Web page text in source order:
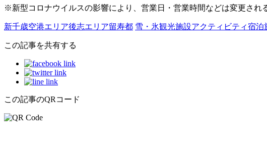
※新型コロナウイルスの影響により、営業日・営業時間などは変更され
新千歳空港エリア後志エリア留寿都 雪・氷観光施設アクティビティ宿泊
この記事を共有する
この記事のQRコード